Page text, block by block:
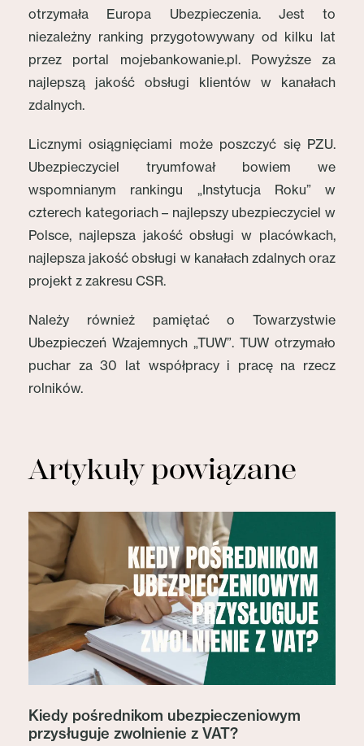
otrzymała Europa Ubezpieczenia. Jest to
niezależny ranking przygotowywany od kilku lat
przez portal mojebankowanie.pl. Powyższe za
najlepszą jakość obsługi klientów w kanałach
zdalnych.
Licznymi osiągnięciami może poszczyć się PZU.
Ubezpieczyciel tryumfował bowiem we
wspomnianym rankingu „Instytucja Roku” w
czterech kategoriach – najlepszy ubezpieczyciel w
Polsce, najlepsza jakość obsługi w placówkach,
najlepsza jakość obsługi w kanałach zdalnych oraz
projekt z zakresu CSR.
Należy również pamiętać o Towarzystwie
Ubezpieczeń Wzajemnych „TUW”. TUW otrzymało
puchar za 30 lat współpracy i pracę na rzecz
rolników.
Artykuły powiązane
Kiedy pośrednikom ubezpieczeniowym
przysługuje zwolnienie z VAT?